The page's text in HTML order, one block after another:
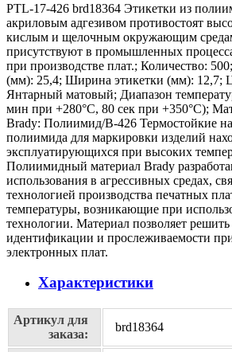
PTL-17-426 brd18364 Этикетки из
акриловым адгезивом противостоят
кислым и щелочным окружающим
присутствуют в промышленных
при производстве плат.; Количество:
(мм): 25,4; Ширина этикетки (мм): 12,7;
Янтарный матовый; Диапазон
мин при +280°С, 80 сек при +350°С);
Brady: Полиимид/В-426 Термостойкие
полиимида для маркировки изделий
эксплуатирующихся при высоких
Полиимидный материал Brady
использования в агрессивных средах,
технологией производства печатных
температуры, возникающие при
технологии. Материал позволяет решить
идентификации и прослеживаемости
электронных плат.
Характеристики
Артикул для
заказа:
brd18364